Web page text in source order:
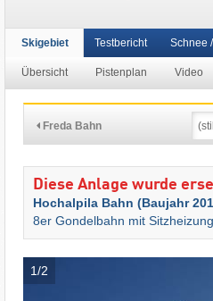
Skigebiet
Übersicht Pistenplan Video
Testbericht Schnee
Freda Bahn
Diese Anlage wurde
Hochalpila Bahn (Baujahr
8er Gondelbahn mit
1/2